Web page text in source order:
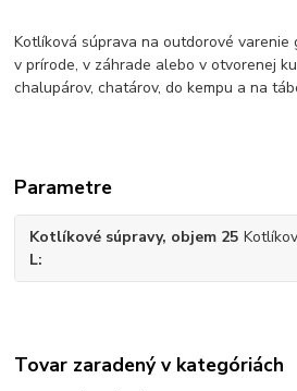
Kotlíková súprava na outdorové varenie
v prírode, v záhrade alebo v otvorenej
chalupárov, chatárov, do kempu a na
Parametre
Kotlíkové súpravy, objem 25
L
Tovar zaradený v kategóriách